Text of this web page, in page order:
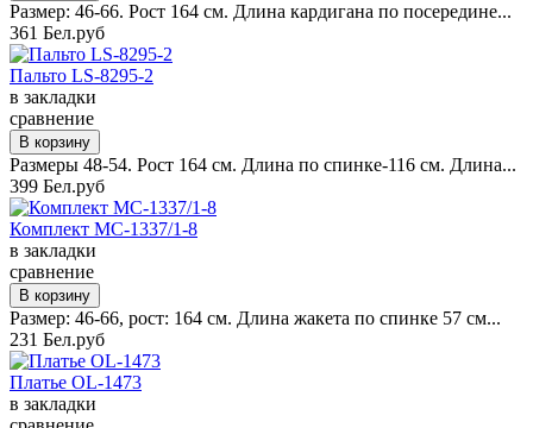
Размер: 46-66. Рост 164 см. Длина кардигана по посередине...
361 Бел.руб
Пальто LS-8295-2
в закладки
сравнение
Размеры 48-54. Рост 164 см. Длина по спинке-116 см. Длина...
399 Бел.руб
Комплект MC-1337/1-8
в закладки
сравнение
Размер: 46-66, рост: 164 см. Длина жакета по спинке 57 см...
231 Бел.руб
Платье OL-1473
в закладки